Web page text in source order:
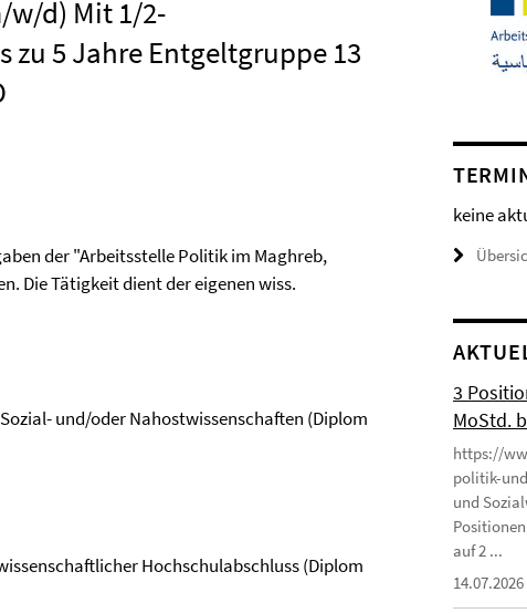
w/d) Mit 1/2-
5 Jahre Entgeltgruppe 13
der "Arbeitsstelle Politik im Maghreb,
Die Tätigkeit dient der eigenen wiss.
und/oder Nahostwissenschaften (Diplom
Hochschulabschluss (Diplom
keine
3
MoStd.
https://
politik-
und
auf 2 ...
14.07.2026